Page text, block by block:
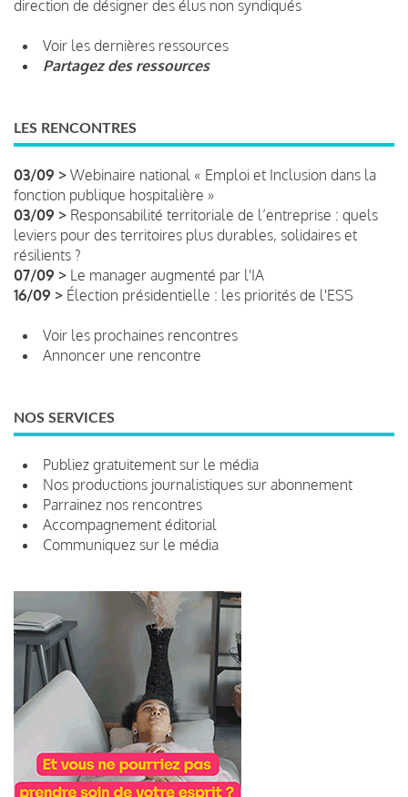
direction de désigner des élus non syndiqués
Voir les dernières ressources
Partagez des ressources
LES RENCONTRES
03/09 > Webinaire national « Emploi et Inclusion dans la
fonction publique hospitalière »
03/09 > Responsabilité territoriale de l’entreprise : quels
leviers pour des territoires plus durables, solidaires et
résilients ?
07/09 > Le manager augmenté par l'IA
16/09 > Élection présidentielle : les priorités de l'ESS
Voir les prochaines rencontres
Annoncer une rencontre
NOS SERVICES
Publiez gratuitement sur le média
Nos productions journalistiques sur abonnement
Parrainez nos rencontres
Accompagnement éditorial
Communiquez sur le média